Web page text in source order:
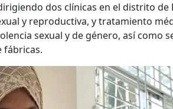
dos clínicas en el distrito
y reproductiva, y tratamiento
sexual y de género, así como
fábricas.